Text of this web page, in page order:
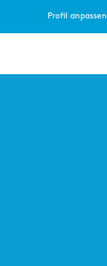
Profil anpassen